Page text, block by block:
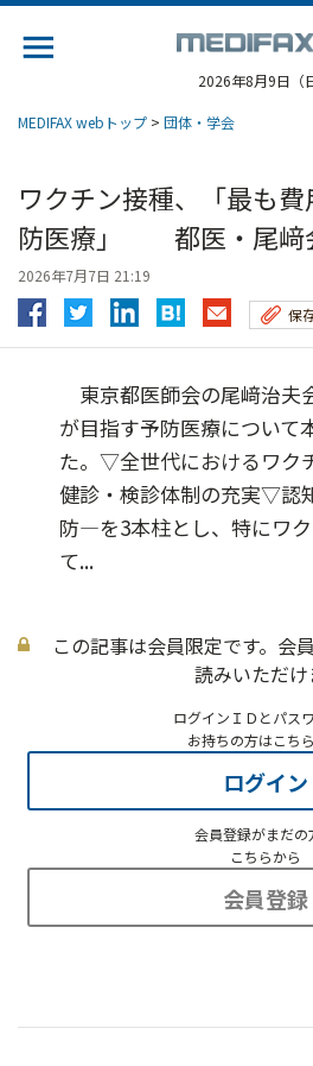
2026年8月9日（
MEDIFAX webトップ > 団体・学会
ワクチン接種、「最も
防医療」 都医・尾﨑
2026年7月7日 21:19
保
東京都医師会の尾﨑治夫
が目指す予防医療について
た。▽全世代におけるワク
健診・検診体制の充実▽認
防―を3本柱とし、特にワ
て...
この記事は会員限定です。会
読みいただけ
ログインＩＤとパス
お持ちの方はこち
ログイン
会員登録がまだの
こちらから
会員登録